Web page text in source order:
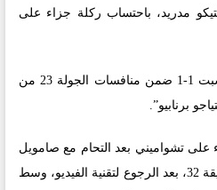
مدريد، باحتساب ركلة جزاء على
وتعادل الفريقان مساء اليوم السبت 1-1 ضمن منافسات الجولة 23 من
برنابيو”.
تشواميني بعد التحام مع صامويل
لينو لاعب أتلتيكو مدريد في الدقيقة 32، بعد الرجوع لتقنية الفيديو، وسط